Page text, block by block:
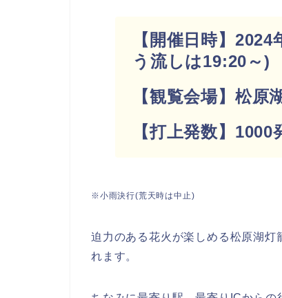
【開催日時】
う流しは19:20～)
【観覧会場】松原
【打上発数】
※小雨決行(荒天時は中止)
迫力のある花火が楽しめる松原湖灯
れます。